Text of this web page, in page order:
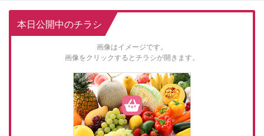
本日公開中のチラシ
画像はイメージです。
画像をクリックするとチラシが開きます。